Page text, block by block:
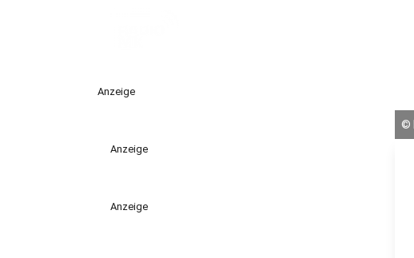
Anzeige
Anzeige
Anzeige
©